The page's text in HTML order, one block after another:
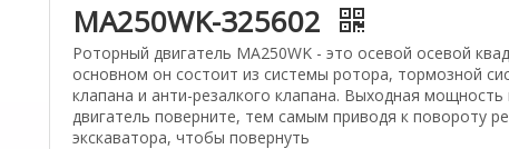
MA250WK-325602
Роторный двигатель MA250WK - это осевой осевой
основном он состоит из системы ротора, тормозной
клапана и анти-резалкого клапана. Выходная
двигатель поверните, тем самым приводя к повороту
экскаватора, чтобы повернуть